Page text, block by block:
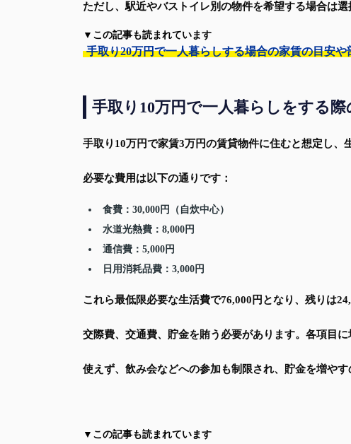
ただし、駅近やバストイレ別の物件を希望する場合は選
▼この記事も読まれています
手取り20万円で一人暮らしする場合の家賃の目安
手取り10万円で一人暮らしをする
手取り10万円で家賃3万円の賃貸物件に住むと想定し、
必要な費用は以下の通りです：
食費：30,000円（自炊中心）
水道光熱費：8,000円
通信費：5,000円
日用消耗品費：3,000円
これら最低限必要な生活費で76,000円となり、残りは
交際費、交通費、貯金を賄う必要があります。各項目
使えず、飲み会などへの参加も制限され、貯金を増やす
▼この記事も読まれています